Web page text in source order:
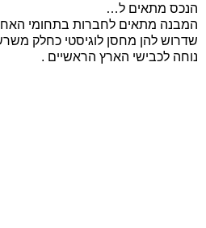
הנכס מתאים ל…
המבנה מתאים לחברות בתחומי
שדרוש להן מחסן לוגיסטי כחלק
נוחה לכבישי הארץ הראשיים .